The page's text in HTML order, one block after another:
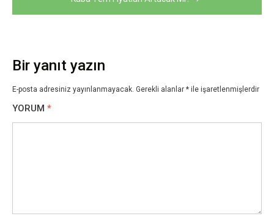
Bir yanıt yazın
E-posta adresiniz yayınlanmayacak. Gerekli alanlar * ile işaretlenmişlerdir
YORUM *